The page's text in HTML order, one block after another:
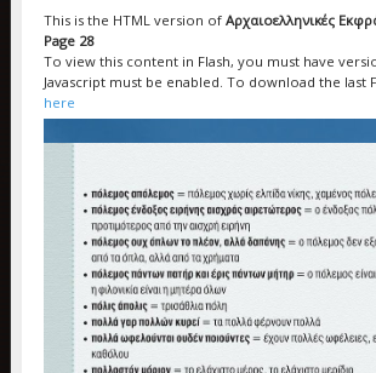
Συγγραφικό έργο
Εργασίες
Επιτυχόντες
Διακρίσεις
«Μικρά Βιβλία»
Ο χώρος μας
This is the HTML version of Αρχαιοελληνικές
Page 28
To view this content in Flash, you must have
Javascript must be enabled. To download the last
here